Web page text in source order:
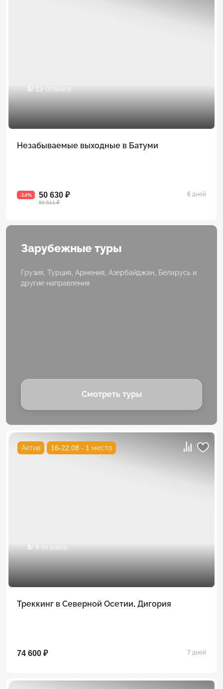
5/ 13 отзывов
Незабываемые выходные в Батуми
-14% 50 630 ₽
59 511 ₽
6 дней
Зарубежные туры
Грузия, Турция, Армения, Азербайджан, Беларусь и
другие направления
Смотреть туры
Актив 16-22.08 - 1 место
5/ 9 отзывов
Треккинг в Северной Осетии. Дигория
74 600 ₽ 7 дней